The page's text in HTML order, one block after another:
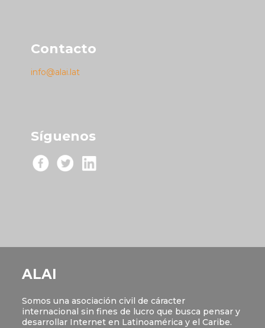
Contacto
info@alai.lat
Síguenos
ALAI
Somos una asociación civil de cáracter
internacional sin fines de lucro que busca pensar y
desarrollar Internet en Latinoamérica y el Caribe.